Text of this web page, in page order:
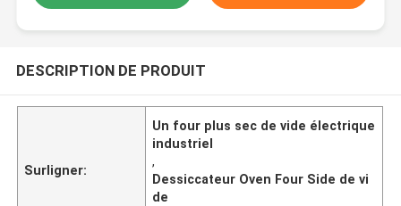
DESCRIPTION DE PRODUIT
Surligner:
Un four plus sec de vide électrique
industriel
,
Dessiccateur Oven Four Side de vi
de